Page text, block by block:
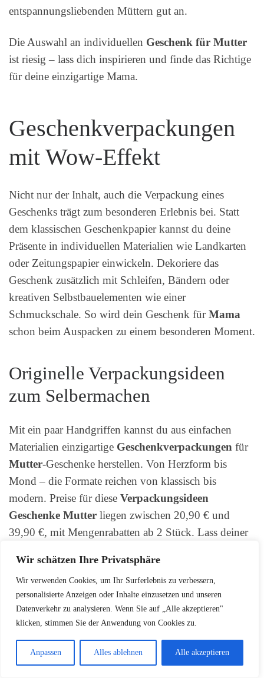
Wir schätzen Ihre Privatsphäre
Wir verwenden Cookies, um Ihr Surferlebnis zu verbessern,
personalisierte Anzeigen oder Inhalte einzusetzen und unseren
Datenverkehr zu analysieren. Wenn Sie auf „Alle akzeptieren"
klicken, stimmen Sie der Anwendung von Cookies zu.
Anpassen Alles ablehnen Alle akzeptieren
entspannungsliebenden Müttern gut an.
Die Auswahl an individuellen Geschenk für Mutter
ist riesig – lass dich inspirieren und finde das Richtige
für deine einzigartige Mama.
Geschenkverpackungen
mit Wow-Effekt
Nicht nur der Inhalt, auch die Verpackung eines
Geschenks trägt zum besonderen Erlebnis bei. Statt
dem klassischen Geschenkpapier kannst du deine
Präsente in individuellen Materialien wie Landkarten
oder Zeitungspapier einwickeln. Dekoriere das
Geschenk zusätzlich mit Schleifen, Bändern oder
kreativen Selbstbauelementen wie einer
Schmuckschale. So wird dein Geschenk fürMama
schon beim Auspacken zu einem besonderen Moment.
Originelle Verpackungsideen
zum Selbermachen
Mit ein paar Handgriffen kannst du aus einfachen
Materialien einzigartige Geschenkverpackungen für
Mutter-Geschenke herstellen. Von Herzform bis
Mond – die Formate reichen von klassisch bis
modern. Preise für diese Verpackungsideen
Geschenke Mutter liegen zwischen 20,90 € und
39,90 €, mit Mengenrabatten ab 2 Stück. Lass deiner
zum besonderen Erlebnis!
Herzförmige Geschenkboxen
Runde Geschenkschachteln
Achteckige Präsentverpackungen
Mondförmige Geschenkhüllen